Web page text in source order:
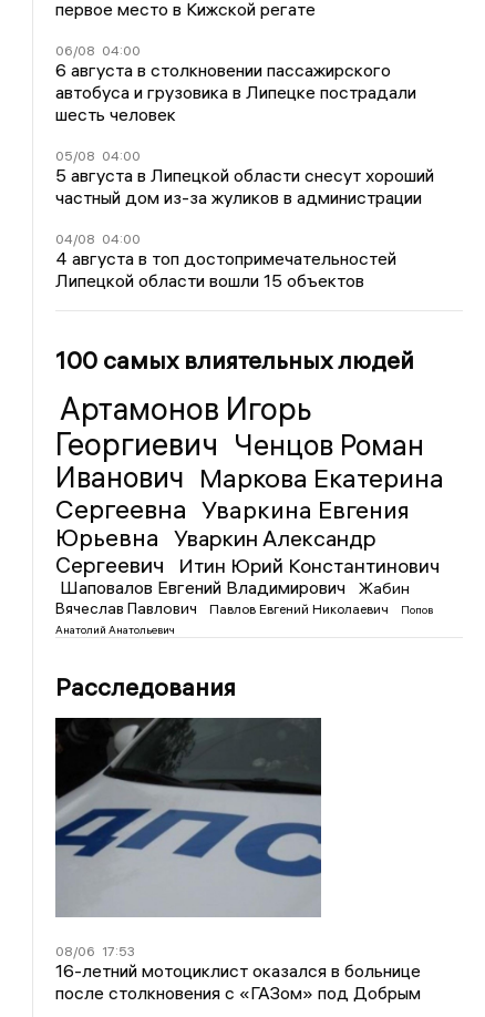
первое место в Кижской регате
06/08 04:00
6 августа в столкновении пассажирского
автобуса и грузовика в Липецке пострадали
шесть человек
05/08 04:00
5 августа в Липецкой области снесут хороший
частный дом из-за жуликов в администрации
04/08 04:00
4 августа в топ достопримечательностей
Липецкой области вошли 15 объектов
100 самых влиятельных людей
Артамонов Игорь
Георгиевич Ченцов Роман
Иванович Маркова Екатерина
Сергеевна Уваркина Евгения
Юрьевна
Уваркин Александр
Сергеевич
Итин Юрий Константинович
Шаповалов Евгений Владимирович
Жабин
Вячеслав Павлович
Павлов Евгений Николаевич
Попов
Анатолий Анатольевич
Расследования
08/06 17:53
16-летний мотоциклист оказался в больнице
после столкновения с «ГАЗом» под Добрым